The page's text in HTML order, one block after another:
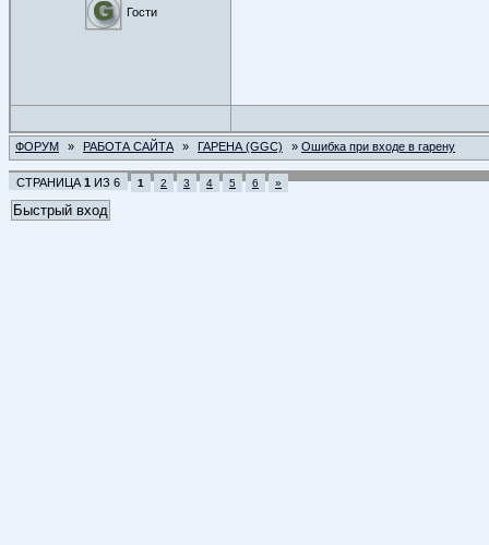
Гости
ФОРУМ » РАБОТА САЙТА » ГАРЕНА (GGC) » Ошибка при входе в гарену
СТРАНИЦА 1 ИЗ 6 1 2 3 4 5 6 »